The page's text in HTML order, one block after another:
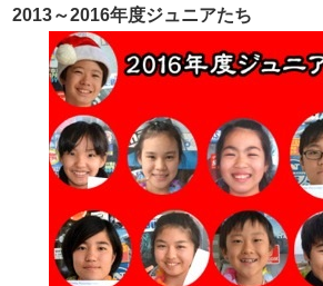
2013～2016年度ジュニアたち